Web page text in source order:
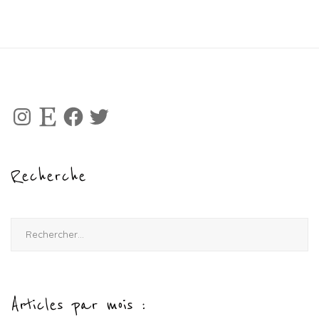
Instagram
Etsy Facebook
Twitter
Recherche
Articles par mois :